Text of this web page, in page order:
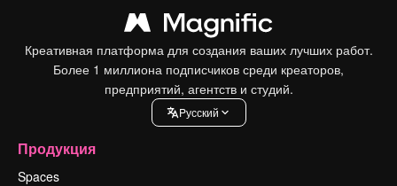
Креативная платформа для создания ваших лучших работ.
Более 1 миллиона подписчиков среди креаторов,
предприятий, агентств и студий.
Pусский
Продукция
Spaces